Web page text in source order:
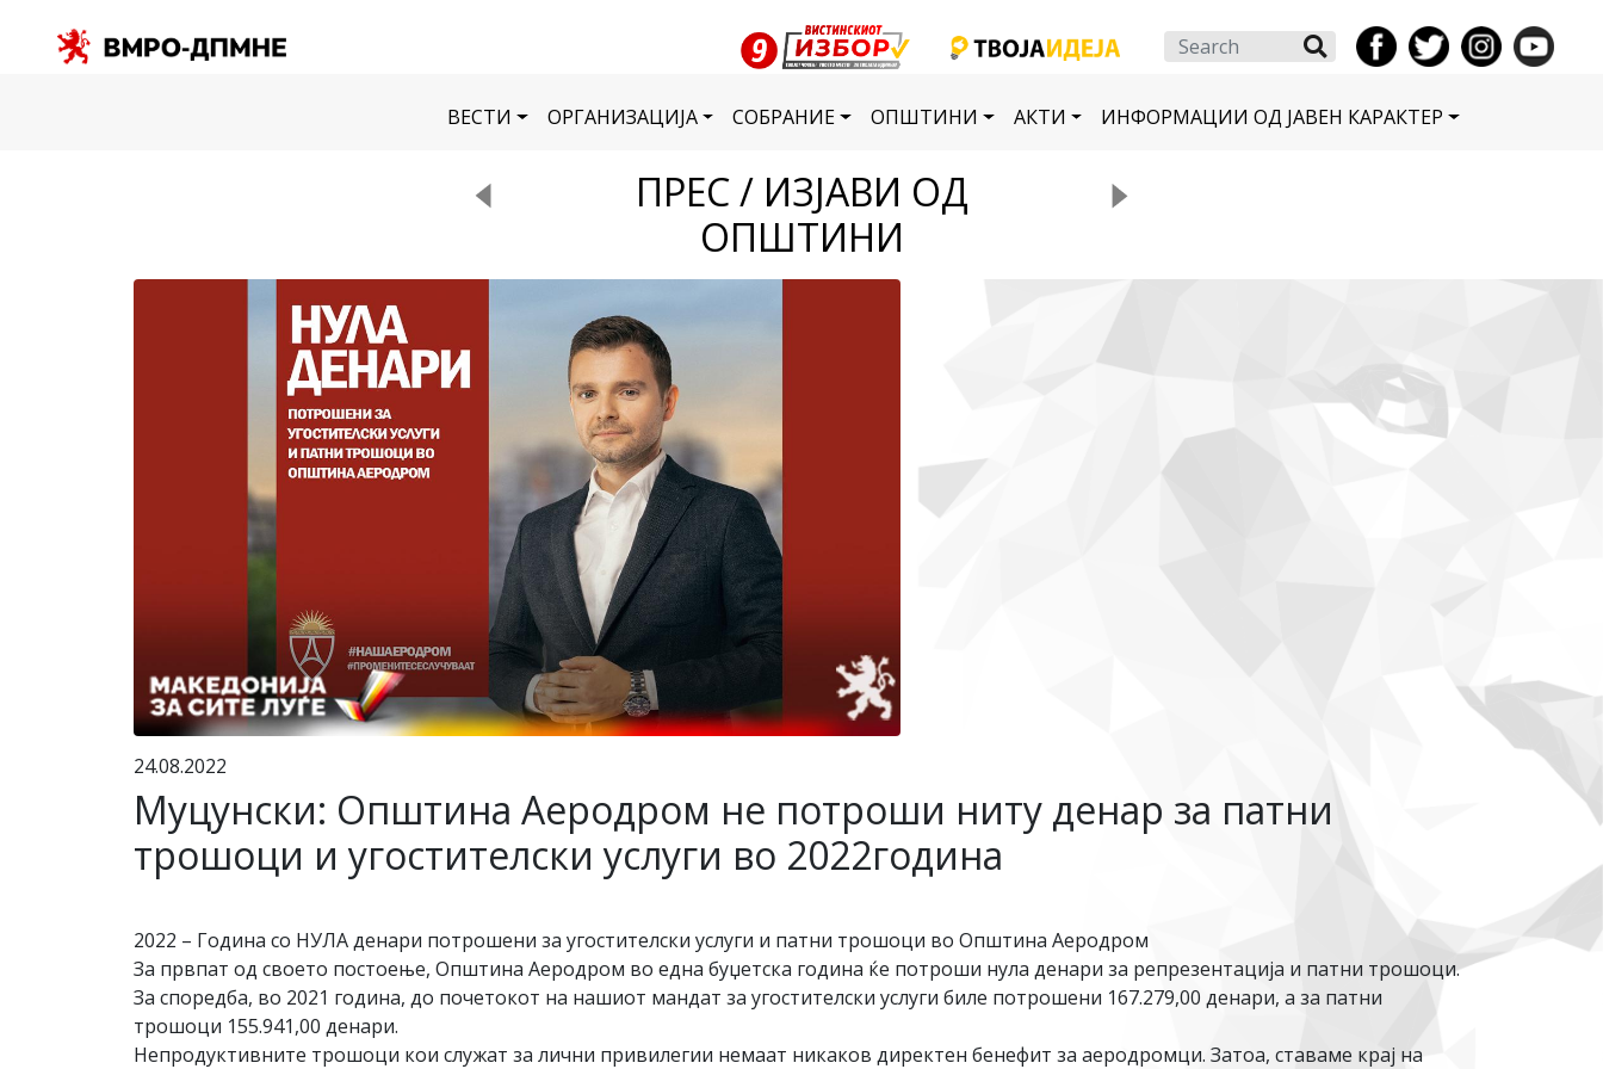
Search
ВЕСТИ ОРГАНИЗАЦИЈА СОБРАНИЕ ОПШТИНИ АКТИ ИНФОРМАЦИИ ОД ЈАВЕН КАРАКТЕР
ПРЕС / ИЗЈАВИ ОД
ОПШТИНИ
24.08.2022
Муцунски: Општина Аеродром не потроши ниту денар за патни
трошоци и угостителски услуги во 2022година
2022 – Година со НУЛА денари потрошени за угостителски услуги и патни трошоци во Општина Аеродром
За првпат од своето постоење, Општина Аеродром во една буџетска година ќе потроши нула денари за репрезентација и патни трошоци.
За споредба, во 2021 година, до почетокот на нашиот мандат за угостителски услуги биле потрошени 167.279,00 денари, а за патни
трошоци 155.941,00 денари.
Непродуктивните трошоци кои служат за лични привилегии немаат никаков директен бенефит за аеродромци. Затоа, ставаме крај на